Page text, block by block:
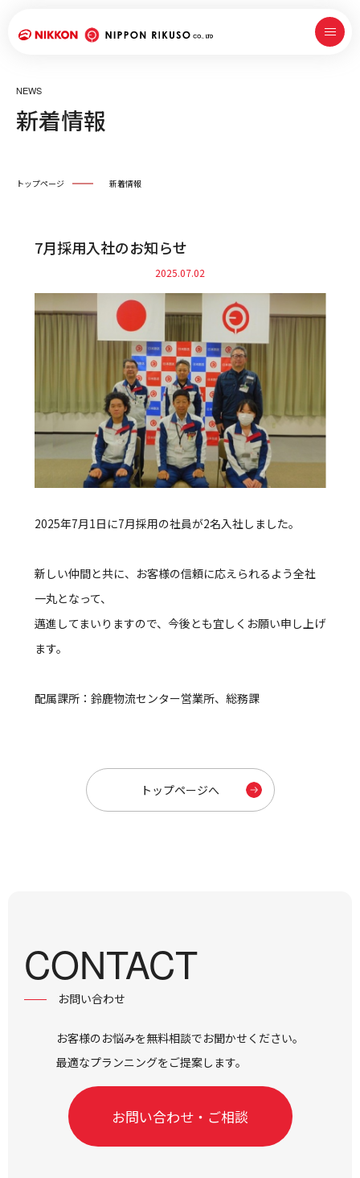
NEWS
新着情報
トップページ 新着情報
7月採用入社のお知らせ
2025.07.02
2025年7月1日に7月採用の社員が2名入社しました。
新しい仲間と共に、お客様の信頼に応えられるよう全社
一丸となって、
邁進してまいりますので、今後とも宜しくお願い申し上げ
ます。
配属課所：鈴鹿物流センター営業所、総務課
トップページへ
CONTACT
お問い合わせ
お客様のお悩みを無料相談でお聞かせください。
最適なプランニングをご提案します。
お問い合わせ・ご相談